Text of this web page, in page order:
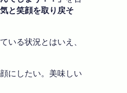
と笑顔を取り戻そ
る状況とはいえ、
にしたい。美味しい